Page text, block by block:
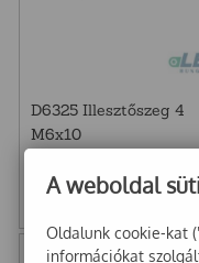
D6325 Illesztőszeg 4
M6x10
25Ft
A weboldal
Oldalunk cookie-kat
információkat